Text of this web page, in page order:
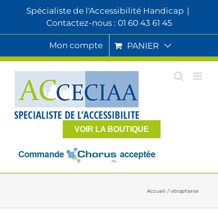
Spécialiste de l'Accessibilité Handicap |
Contactez-nous : 01 60 43 61 45
Mon compte PANIER
VOIR LA BOUTIQUE
Accueil vitrophanie